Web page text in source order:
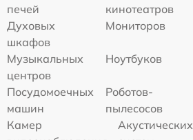
печей
кинотеатров
Духовых
шкафов
Мониторов
Музыкальных
центров
Ноутбуков
Посудомоечных
машин
Роботов-
пылесосов
Камер
Акустических